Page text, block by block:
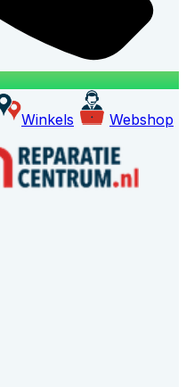
Winkels Webshop